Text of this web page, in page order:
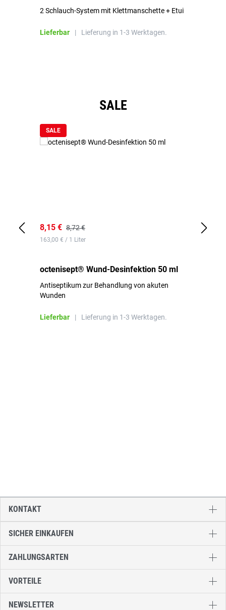
2 Schlauch-System mit Klettmanschette + Etui
Lieferbar | Lieferung in 1-3 Werktagen.
SALE
SALE
8,15 € 8,72 €
163,00 € / 1 Liter
octenisept® Wund-Desinfektion 50 ml
Antiseptikum zur Behandlung von akuten
Wunden
Lieferbar | Lieferung in 1-3 Werktagen.
SICHER EINKAUFEN
ZAHLUNGSARTEN
VORTEILE
NEWSLETTER
KONTAKT